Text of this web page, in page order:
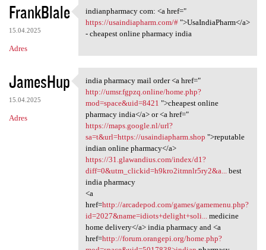
FrankBlale
15.04.2025
Adres
indianpharmacy com: <a href="
indianpharmacy com: <a href="
https://usaindiapharm.com/#">UsaIndiaPharm</a>
- cheapest online pharmacy india
JamesHup
15.04.2025
Adres
india pharmacy mail order <a
india pharmacy mail order <a href="
http://umsr.fgpzq.online/home.php?
mod=space&uid=8421 ">cheapest online
pharmacy india</a> or <a href="
https://maps.google.nl/url?
sa=t&url=https://usaindiapharm.shop ">reputable
indian online pharmacy</a>
https://31.glawandius.com/index/d1?
diff=0&utm_clickid=h9kro2itmnlr5ry2&a...
best
india pharmacy
<a
href=http://arcadepod.com/games/gamemenu.php?
id=2027&name=idiots+delight+soli...
medicine
home delivery</a> india pharmacy and <a
href=http://forum.orangepi.org/home.php?